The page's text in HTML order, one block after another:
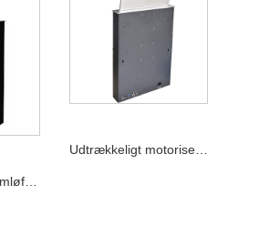
Motoriseret skærmløftebord Papirløse mødesystemer
Udtrækkeligt motoriseret LCD-skærmløftebord til papirløst konferencesystem